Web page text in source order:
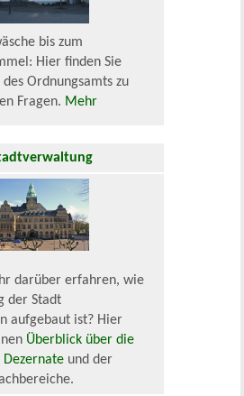
bis zum
Hier finden Sie
Ordnungsamts zu
Fragen. Mehr
darüber erfahren, wie
der Stadt
aufgebaut ist? Hier
Überblick über die
und der